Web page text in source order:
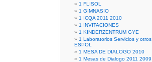
1 FLISOL
1 GIMNASIO
1 ICQA 2011 2010
1 INVITACIONES
1 KINDERZENTRUM GYE
1 Laboratorios Servicios y otros
ESPOL
1 MESA DE DIALOGO 2010
1 Mesas de Dialogo 2011 2009